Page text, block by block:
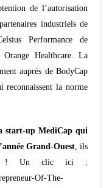
de l’autorisation
industriels de
Performance de
Healthcare. La
auprès de BodyCap
reconnaissent la norme
start-up MediCap qui
Grand-Ouest , ils
! Un clic ici :
Of-The-